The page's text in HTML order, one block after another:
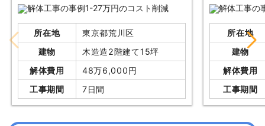
所在地
東京都荒川区
建物
木造造2階建て15坪
解体費用
48万6,000円
工事期間
7日間
所在地
建物
解体費用
工事期間